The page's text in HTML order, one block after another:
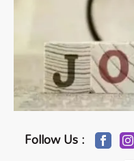
Follow Us :